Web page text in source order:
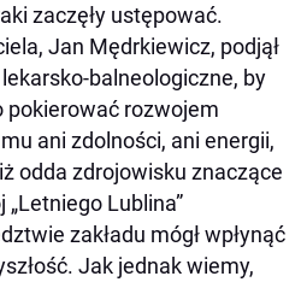
zaczęły ustępować.
Jan Mędrkiewicz, podjął
balneologiczne, by
pokierować rozwojem
ani zdolności, ani energii,
odda zdrojowisku znaczące
„Letniego Lublina”
zakładu mógł wpłynąć
Jak jednak wiemy,